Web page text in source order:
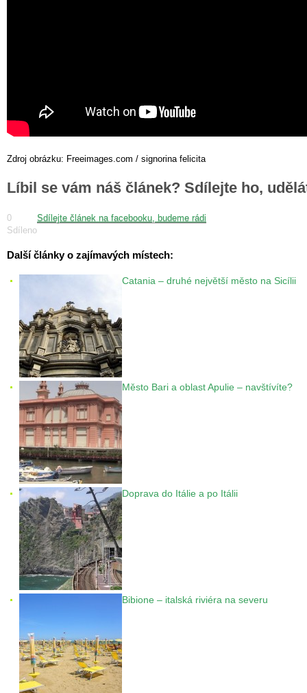
Zdroj obrázku: Freeimages.com / signorina felicita
Líbil se vám náš článek? Sdílejte ho,
0
Sdíleno
Sdílejte článek na facebooku, budeme rádi
Další články o zajímavých místech:
Catania – druhé největší město na Sicílii
Město Bari a oblast Apulie – navštívíte?
Doprava do Itálie a po Itálii
Bibione – italská riviéra na severu